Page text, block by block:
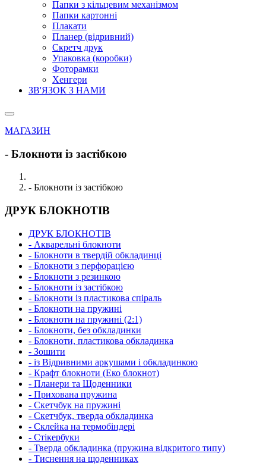
Папки з кільцевим механізмом
Папки картонні
Плакати
Планер (відривний)
Скретч друк
Упаковка (коробки)
Фоторамки
Хенгери
ЗВ'ЯЗОК З НАМИ
МАГАЗИН
- Блокноти із застібкою
- Блокноти із застібкою
ДРУК БЛОКНОТІВ
ДРУК БЛОКНОТІВ
- Акварельні блокноти
- Блокноти в твердій обкладинці
- Блокноти з перфорацією
- Блокноти з резинкою
- Блокноти із застібкою
- Блокноти із пластикова спіраль
- Блокноти на пружині
- Блокноти на пружині (2:1)
- Блокноти, без обкладинки
- Блокноти, пластикова обкладинка
- Зошити
- із Відривними аркушами і обкладинкою
- Крафт блокноти (Еко блокнот)
- Планери та Щоденники
- Прихована пружина
- Скетчбук на пружині
- Скетчбук, тверда обкладинка
- Склейка на термобіндері
- Стікербуки
- Тверда обкладинка (пружина відкритого типу)
- Тиснення на щоденниках